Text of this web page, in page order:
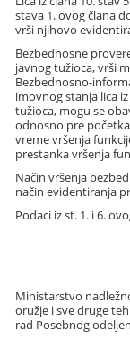
stava 1. ovog člana
vrši njihovo
Bezbednosne
javnog tužioca, vrši
Bezbednosno-
imovnog stanja lica
tužioca, mogu se
odnosno pre
vreme vršenja
prestanka vršenja
Način vršenja
način evidentiranja
Podaci iz st. 1. i 6.
Ministarstvo
oružje i sve druge
rad Posebnog